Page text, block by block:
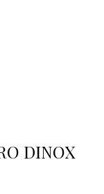
DINOX